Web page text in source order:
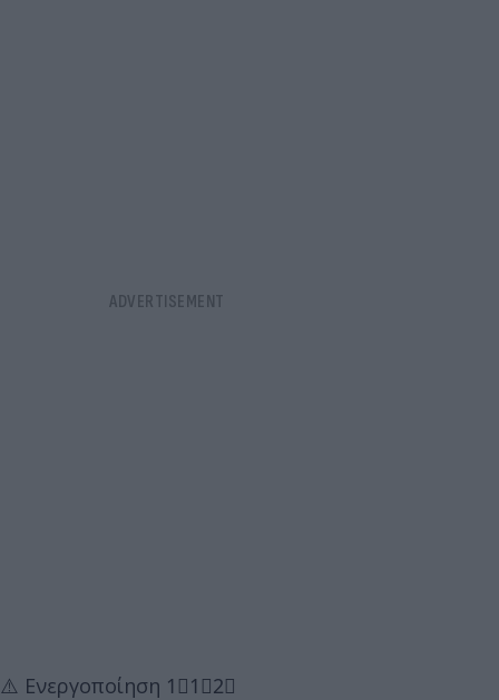
⚠️ Ενεργοποίηση 1⃣1⃣2⃣